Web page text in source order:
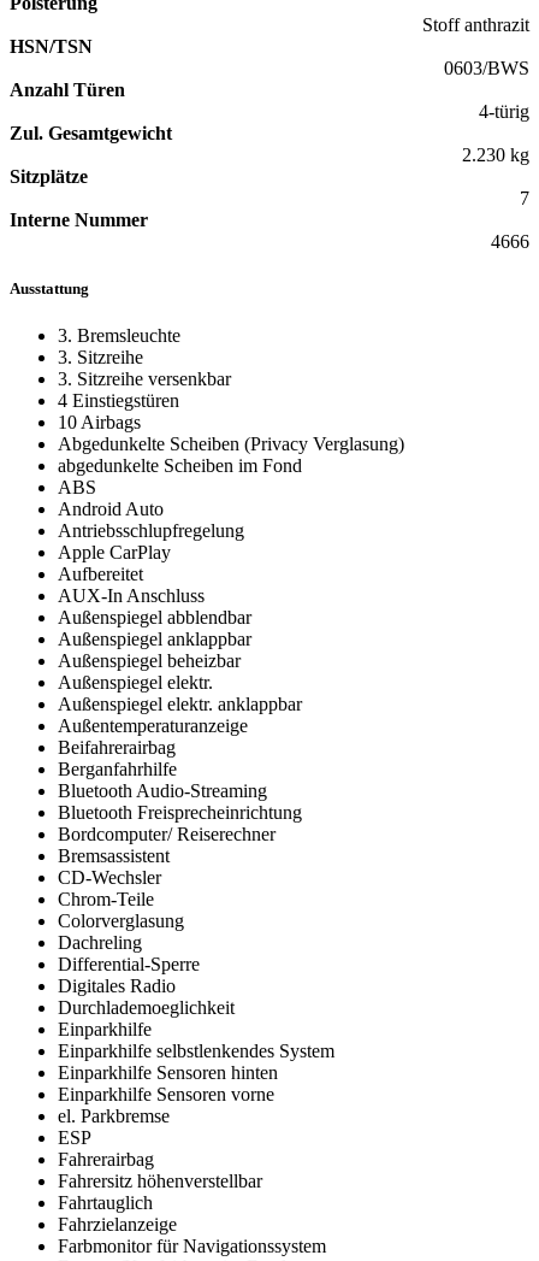
Stoff anthrazit
HSN/TSN
0603/BWS
Anzahl Türen
4-türig
Zul. Gesamtgewicht
2.230 kg
Sitzplätze
7
Interne Nummer
4666
Ausstattung
3. Bremsleuchte
3. Sitzreihe
3. Sitzreihe versenkbar
4 Einstiegstüren
10 Airbags
Abgedunkelte Scheiben (Privacy Verglasung)
abgedunkelte Scheiben im Fond
ABS
Android Auto
Antriebsschlupfregelung
Apple CarPlay
Aufbereitet
AUX-In Anschluss
Außenspiegel abblendbar
Außenspiegel anklappbar
Außenspiegel beheizbar
Außenspiegel elektr.
Außenspiegel elektr. anklappbar
Außentemperaturanzeige
Beifahrerairbag
Berganfahrhilfe
Bluetooth Audio-Streaming
Bluetooth Freisprecheinrichtung
Bordcomputer/ Reiserechner
Bremsassistent
CD-Wechsler
Chrom-Teile
Colorverglasung
Dachreling
Differential-Sperre
Digitales Radio
Durchlademoeglichkeit
Einparkhilfe
Einparkhilfe selbstlenkendes System
Einparkhilfe Sensoren hinten
Einparkhilfe Sensoren vorne
el. Parkbremse
ESP
Fahrerairbag
Fahrersitz höhenverstellbar
Fahrtauglich
Fahrzielanzeige
Farbmonitor für Navigationssystem